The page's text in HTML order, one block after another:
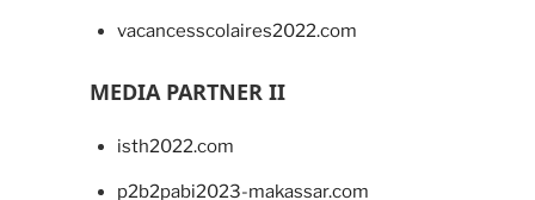
vacancesscolaires2022.com
MEDIA PARTNER II
isth2022.com
p2b2pabi2023-makassar.com